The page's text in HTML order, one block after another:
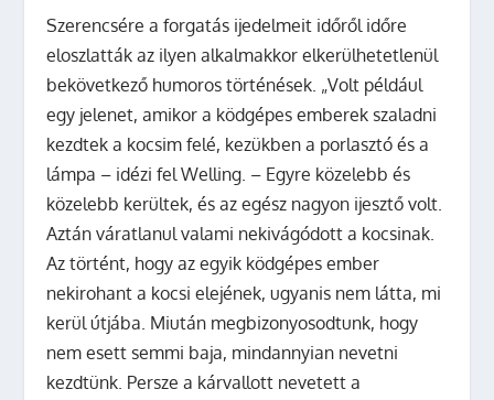
Szerencsére a forgatás ijedelmeit időről időre
eloszlatták az ilyen alkalmakkor elkerülhetetlenül
bekövetkező humoros történések. „Volt például
egy jelenet, amikor a ködgépes emberek szaladni
kezdtek a kocsim felé, kezükben a porlasztó és a
lámpa – idézi fel Welling. – Egyre közelebb és
közelebb kerültek, és az egész nagyon ijesztő volt.
Aztán váratlanul valami nekivágódott a kocsinak.
Az történt, hogy az egyik ködgépes ember
nekirohant a kocsi elejének, ugyanis nem látta, mi
kerül útjába. Miután megbizonyosodtunk, hogy
nem esett semmi baja, mindannyian nevetni
kezdtünk. Persze a kárvallott nevetett a